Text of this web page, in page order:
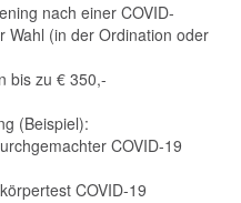
nach einer COVID-
Wahl (in der Ordination oder
bis zu € 350,-
(Beispiel):
COVID-19
COVID-19